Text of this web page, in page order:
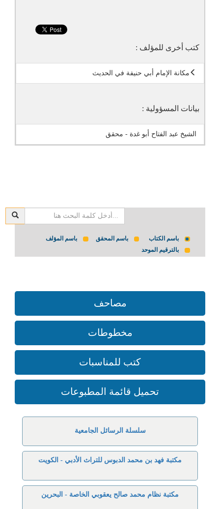
كتب أخرى للمؤلف :
مكانة الإمام أبي حنيفة في الحديث
بيانات المسؤولية :
الشيخ عبد الفتاح أبو غدة - محقق
باسم الكتاب باسم المحقق
باسم المؤلف
بالترقيم الموحد
مصاحف
مخطوطات
كتب للمناسبات
تحميل قائمة المطبوعات
سلسلة الرسائل الجامعية
مكتبة فهد بن محمد الدبوس للتراث الأدبي - الكويت
مكتبة نظام محمد صالح يعقوبي الخاصة - البحرين